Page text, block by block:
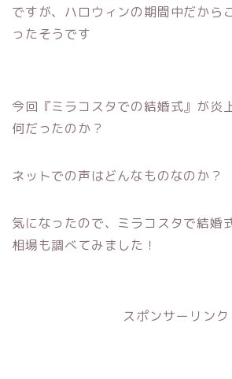
ですが、ハロウィンの期間中だから
ったそうです
今回『ミラコスタでの結婚式』が炎
何だったのか？
ネットでの声はどんなものなのか？
気になったので、ミラコスタで結婚
相場も調べてみました！
スポンサーリンク